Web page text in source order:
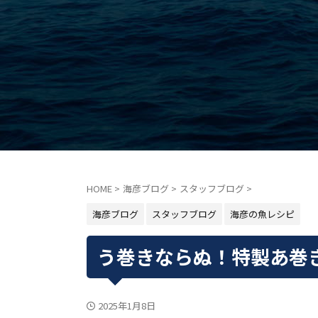
HOME > 海彦ブログ > スタッフブログ >
海彦ブログ
スタッフブログ 海彦の魚レシピ
う巻きならぬ！特製あ巻
2025年1月8日